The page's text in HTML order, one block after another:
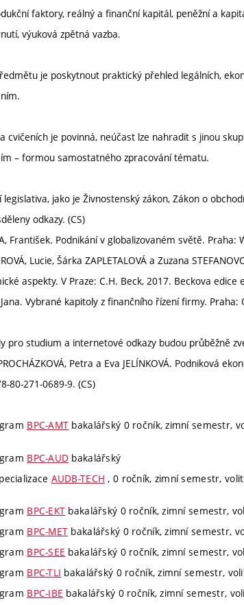
faktory, reálný a finanční kapitál, peněžní a
výuková zpětná vazba.
je poskytnout praktický přehled legálních,
cvičeních je povinná, neúčast lze nahradit s jinou
– formou samostatného zpracování tématu.
legislativa, jako je Živnostenský zákon, Zákon o
odkazy. (CS)
František. Podnikání v globalizovaném světě.
Lucie, Šárka ZAPLETALOVÁ a Zuzana
aspekty. V Praze: C.H. Beck, 2017. Beckova edice
Jana. Vybrané kapitoly z finančního řízení firmy.
pro studium a internetové odkazy budou průběžně
Petra a Eva JELÍNKOVÁ. Podniková
80-271-0689-9. (CS)
BPC-AMT bakalářský 0 ročník, zimní semestr,
BPC-AUD bakalářský
AUDB-TECH , 0 ročník, zimní semestr,
BPC-EKT bakalářský 0 ročník, zimní semestr,
BPC-MET bakalářský 0 ročník, zimní semestr,
BPC-SEE bakalářský 0 ročník, zimní semestr,
BPC-TLI bakalářský 0 ročník, zimní semestr,
BPC-IBE bakalářský 0 ročník, zimní semestr,